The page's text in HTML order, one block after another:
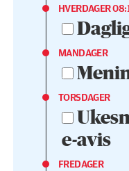
HVERDAGER
MANDAGER
TORSDAGER
e-avis
FREDAGER